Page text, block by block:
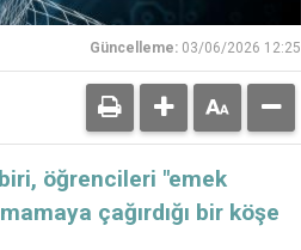
Güncelleme: 03/06/2026 12:25
öğrencileri "emek
çağırdığı bir köşe